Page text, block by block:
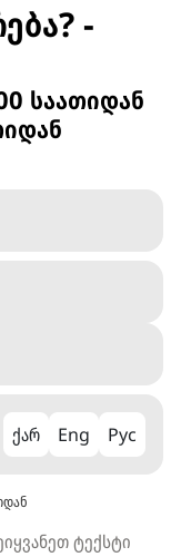
-
საათიდან
ქარ Eng Рус